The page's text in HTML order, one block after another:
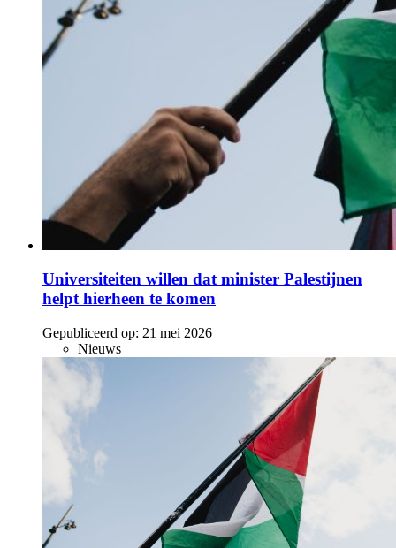
Universiteiten willen dat minister Palestijnen
helpt hierheen te komen
Gepubliceerd op: 21 mei 2026
Nieuws